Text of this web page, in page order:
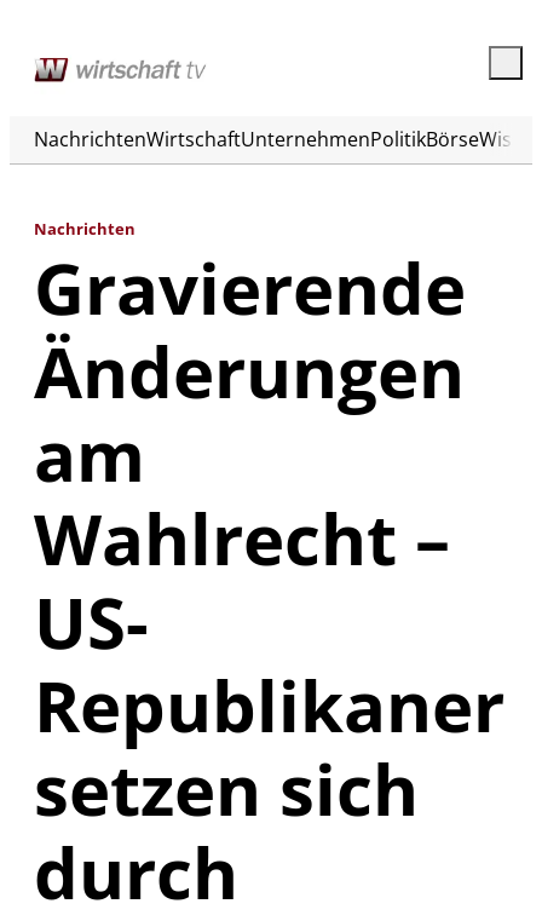
NachrichtenWirtschaftUnternehmenPolitikBörse
Nachrichten
Gravierende
Änderungen
am
Wahlrecht –
US-
Republikaner
setzen sich
durch